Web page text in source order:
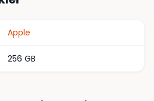
Apple
256 GB